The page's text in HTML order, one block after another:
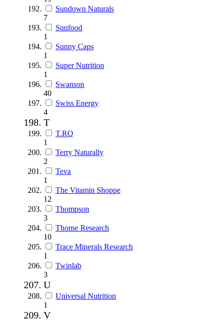
Sundown Naturals
7
Sunfood
1
Sunny Caps
1
Super Nutrition
1
Swanson
40
Swiss Energy
4
T
T.RQ
1
Terry Naturally
2
Teva
1
The Vitamin Shoppe
12
Thompson
3
Thorne Research
10
Trace Minerals Research
1
Twinlab
3
U
Universal Nutrition
1
V